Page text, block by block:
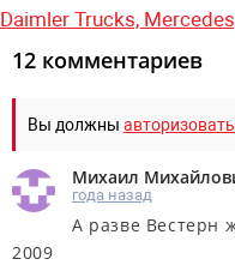
Daimler Trucks,
12 комментариев
Вы должны
Михаил
года назад
А разве Вестерн
2009